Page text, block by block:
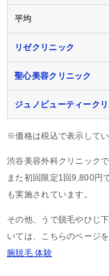
平均
リゼクリニック
聖心美容クリニック
ジュノビューティーク
※価格は税込で表示してい
渋谷美容外科クリニック
また初回限定1回9,800円
も実施されています。
その他、うで脱毛やひじ
いては、こちらのページ
腕脱毛 体験